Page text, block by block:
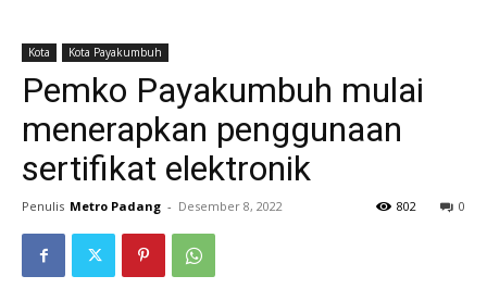
Kota Kota Payakumbuh
Pemko Payakumbuh mulai
menerapkan penggunaan
sertifikat elektronik
Penulis Metro Padang - Desember 8, 2022 0
802